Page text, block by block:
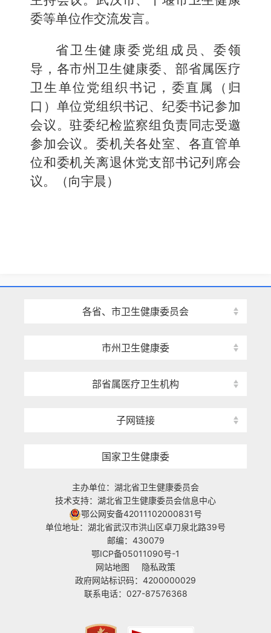
委等单位作交流发言。
省卫生健康委党组成员、委领
导，各市州卫生健康委、部省属医疗
卫生单位党组织书记，委直属（归
口）单位党组织书记、纪委书记参加
会议。驻委纪检监察组负责同志受邀
参加会议。委机关各处室、各直管单
位和委机关离退休党支部书记列席会
议。（向宇晨）
各省、市卫生健康委员会
市州卫生健康委
部省属医疗卫生机构
子网链接
国家卫生健康委
主办单位：湖北省卫生健康委员会
技术支持：湖北省卫生健康委员会信息中心
鄂公网安备42011102000831号
单位地址：湖北省武汉市洪山区卓刀泉北路39号
邮编：430079
鄂ICP备05011090号-1
网站地图
隐私政策
政府网站标识码：4200000029
联系电话：027-87576368